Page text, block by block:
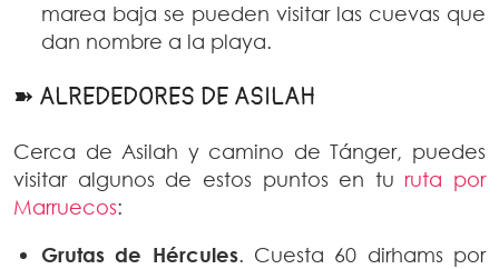
marea baja se pueden visitar las cuevas que
dan nombre a la playa.
➽ ALREDEDORES DE ASILAH
Cerca de Asilah y camino de Tánger, puedes
visitar algunos de estos puntos en tu ruta por
Marruecos:
Grutas de Hércules. Cuesta 60 dirhams por